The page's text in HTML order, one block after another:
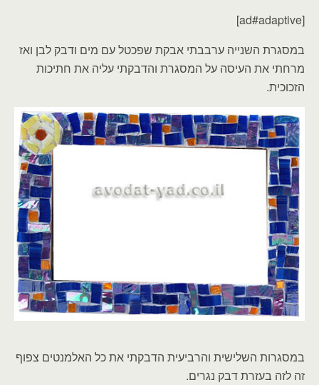
[ad#adaptive]
במסגרת השנייה ערבבתי אבקת שפכטל עם מים ודבק לבן ואז
מרחתי את העיסה על המסגרת והדבקתי עליה את חתיכות
הזכוכית.
במסגרות השלישית והרביעית הדבקתי את כל האלמנטים צפוף
זה לזה בעזרת דבק נגרים.